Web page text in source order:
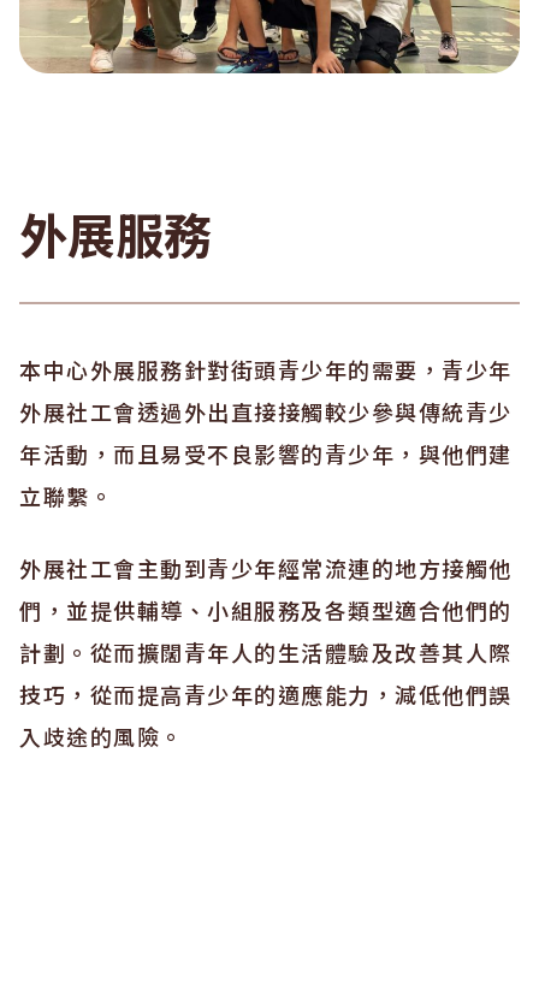
外展服務
本中心外展服務針對街頭青少年的需要，青少年
外展社工會透過外出直接接觸較少參與傳統青少
年活動，而且易受不良影響的青少年，與他們建
立聯繫。
外展社工會主動到青少年經常流連的地方接觸他
們，並提供輔導、小組服務及各類型適合他們的
計劃。從而擴闊青年人的生活體驗及改善其人際
技巧，從而提高青少年的適應能力，減低他們誤
入歧途的風險。